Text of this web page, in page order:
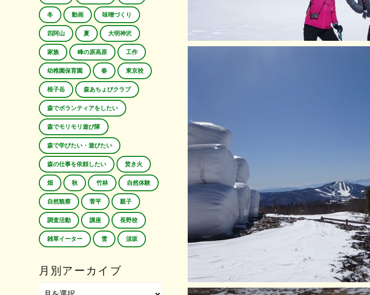
冬 動画 味噌づくり
四阿山 夏 大明神沢
家族 峰の原高原 工作
幼稚園保育園 春 東京校
根子岳 森あちょびクラブ
森でボランティアをしたい
森でモリモリ遊び隊
森で学びたい・遊びたい
森の仕事を依頼したい 焚き火
畑 秋 竹林 自然体験
自然観察 菅平 親子
調査活動 講座 長野校
雑草イーター 雪 須坂
月別アーカイブ